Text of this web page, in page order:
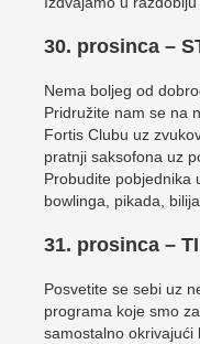
30. prosinca –
Nema boljeg od
Pridružite nam se na
Fortis Clubu uz
pratnji saksofona uz
Probudite pobjednika
bowlinga, pikada,
31. prosinca –
Posvetite se sebi uz
programa koje smo
samostalno okrivajući